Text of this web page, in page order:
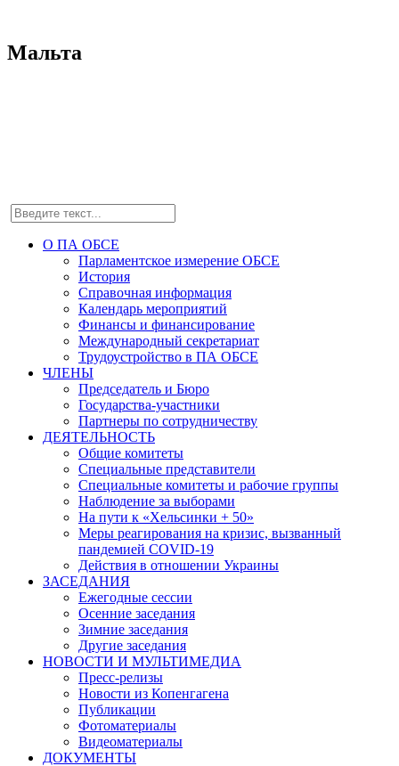
Мальта
О ПА ОБСЕ
Парламентское измерение ОБСЕ
История
Справочная информация
Календарь мероприятий
Финансы и финансирование
Международный секретариат
Трудоустройство в ПА ОБСЕ
ЧЛЕНЫ
Председатель и Бюро
Государства-участники
Партнеры по сотрудничеству
ДЕЯТЕЛЬНОСТЬ
Общие комитеты
Специальные представители
Специальные комитеты и рабочие группы
Наблюдение за выборами
На пути к «Хельсинки + 50»
Меры реагирования на кризис, вызванный
пандемией COVID-19
Действия в отношении Украины
ЗАСЕДАНИЯ
Ежегодные сессии
Осенние заседания
Зимние заседания
Другие заседания
НОВОСТИ И МУЛЬТИМЕДИА
Пресс-релизы
Новости из Копенгагена
Публикации
Фотоматериалы
Видеоматериалы
ДОКУМЕНТЫ